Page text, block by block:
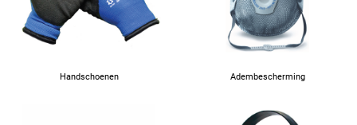
Handschoenen Adembescherming